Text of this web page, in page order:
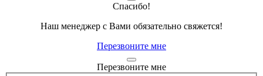
Спасибо!
Наш менеджер с Вами обязательно свяжется!
Перезвоните мне
Перезвоните мне